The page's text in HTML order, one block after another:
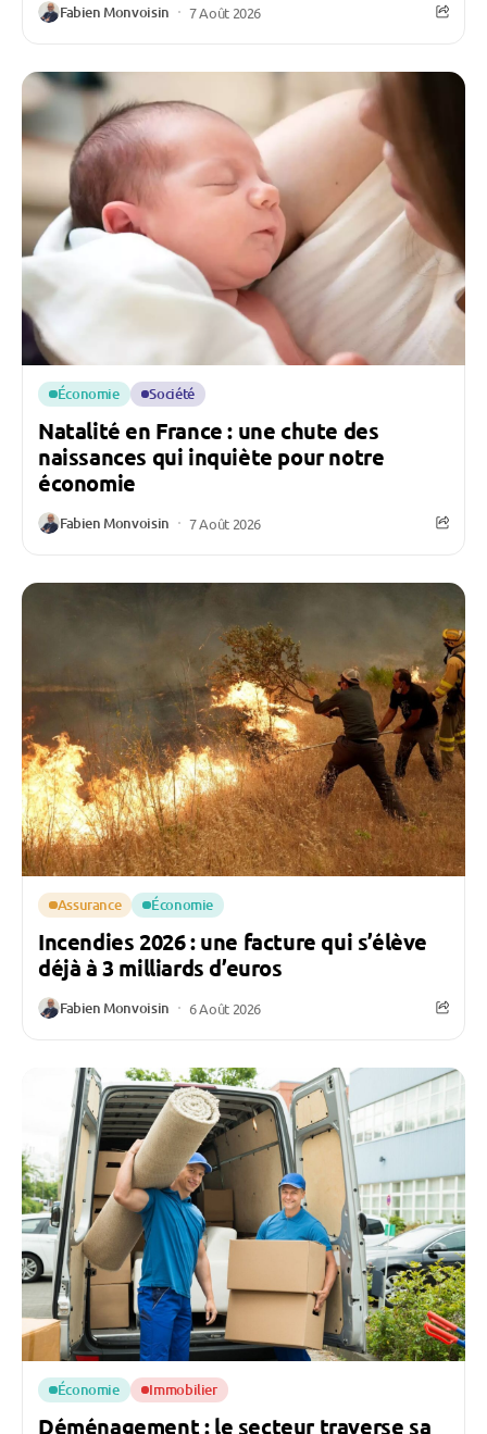
Fabien Monvoisin 7 Août 2026
Économie Société
Natalité en France : une chute des
naissances qui inquiète pour notre
économie
Fabien Monvoisin 7 Août 2026
Assurance Économie
Incendies 2026 : une facture qui s’élève
déjà à 3 milliards d’euros
Fabien Monvoisin 6 Août 2026
Économie Immobilier
Déménagement : le secteur traverse sa